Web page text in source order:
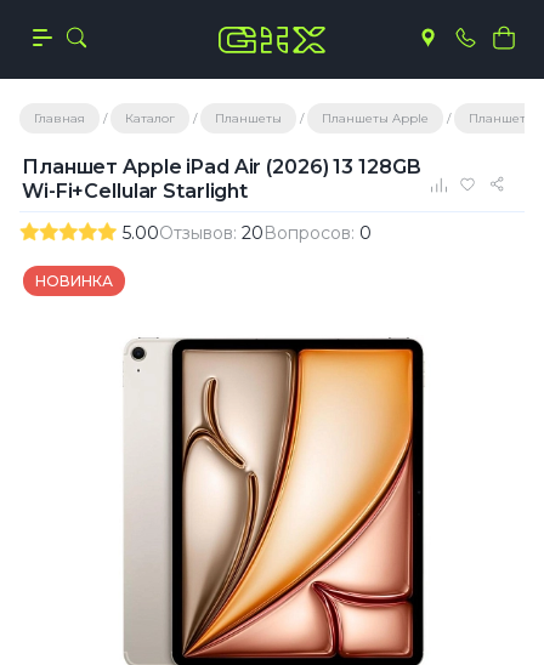
Главная Каталог Планшеты Планшеты Apple Планшеты
Планшет Apple iPad Air (2026) 13 128GB
Wi-Fi+Cellular Starlight
5.00Отзывов: 20Вопросов: 0
НОВИНКА